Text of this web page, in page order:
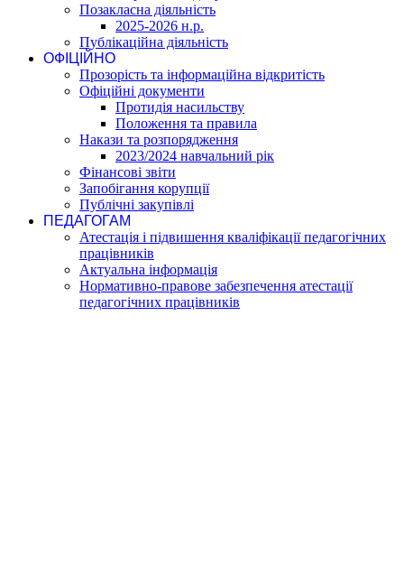
Позакласна діяльність
2025-2026 н.р.
Публікаційна діяльність
ОФІЦІЙНО
Прозорість та інформаційна відкритість
Офіційні документи
Протидія насильству
Положення та правила
Накази та розпорядження
2023/2024 навчальний рік
Фінансові звіти
Запобігання корупції
Публічні закупівлі
ПЕДАГОГАМ
Атестація і підвишення кваліфікації педагогічних
працівників
Актуальна інформація
Нормативно-правове забезпечення атестації
педагогічних працівників